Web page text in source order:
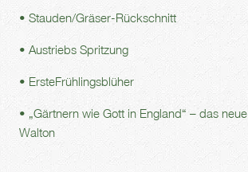
• Stauden/Gräser-Rückschnitt
• Austriebs Spritzung
• ErsteFrühlingsblüher
• „Gärtnern wie Gott in England“ – das
Walton